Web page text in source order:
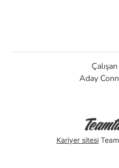
Aday
Kariyer sitesi